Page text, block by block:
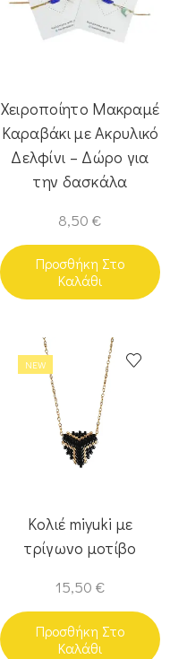
Χειροποίητο Μακραμέ
Καραβάκι με Ακρυλικό
Δελφίνι – Δώρο για
την δασκάλα
8,50 €
Προσθήκη Στο
Καλάθι
NEW
Κολιέ miyuki με
τρίγωνο μοτίβο
15,50 €
Προσθήκη Στο
Καλάθι